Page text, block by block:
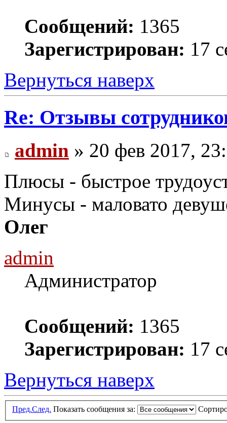
Сообщений: 1365
Зарегистрирован: 17
Вернуться наверх
Re: Отзывы
admin » 20 фев 2017,
Плюсы - быстрое
Минусы - маловато
Олег
admin
Администратор
Сообщений: 1365
Зарегистрирован: 17
Вернуться наверх
Пред.След. Показать сообщения за: